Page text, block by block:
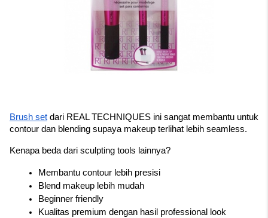
Brush set dari REAL TECHNIQUES ini sangat membantu untuk
contour dan blending supaya makeup terlihat lebih seamless.
Kenapa beda dari sculpting tools lainnya?
Membantu contour lebih presisi
Blend makeup lebih mudah
Beginner friendly
Kualitas premium dengan hasil professional look